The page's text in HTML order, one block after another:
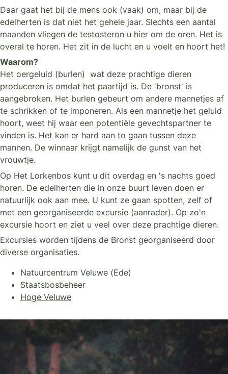
Daar gaat het bij de mens ook (vaak) om, maar bij de
edelherten is dat niet het gehele jaar. Slechts een aantal
maanden vliegen de testosteron u hier om de oren. Het is
overal te horen. Het zit in de lucht en u voelt en hoort het!
Waarom?
Het oergeluid (burlen) wat deze prachtige dieren
produceren is omdat het paartijd is. De 'bronst' is
aangebroken. Het burlen gebeurt om andere mannetjes af
te schrikken of te imponeren. Als een mannetje het geluid
hoort, weet hij waar een potentiële gevechtspartner te
vinden is. Het kan er hard aan to gaan tussen deze
mannen. De winnaar krijgt namelijk de gunst van het
vrouwtje.
Op Het Lorkenbos kunt u dit overdag en 's nachts goed
horen. De edelherten die in onze buurt leven doen er
natuurlijk ook aan mee. U kunt ze gaan spotten, zelf of
met een georganiseerde excursie (aanrader). Op zo'n
excursie hoort en ziet u veel over deze prachtige dieren.
Excursies worden tijdens de Bronst georganiseerd door
diverse organisaties.
Natuurcentrum Veluwe (Ede)
Staatsbosbeheer
Hoge Veluwe